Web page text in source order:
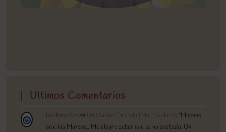
Ultimos Comentarios
Webmaster en Un Verano En Cala Fria…(Relato) : “Muchas
gracias Marcos,. Me alegro saber que te ha gustado. Un